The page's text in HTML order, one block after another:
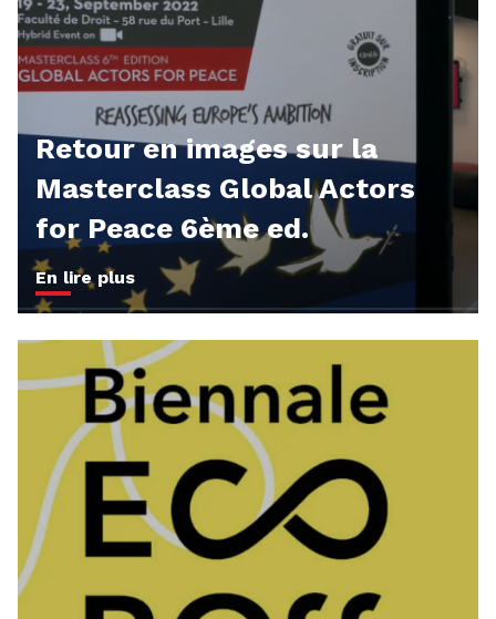
Retour en images sur la
Masterclass Global Actors
for Peace 6ème ed.
En lire plus